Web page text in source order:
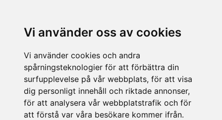
Vi använder oss av cookies
Vi använder cookies och andra
spårningsteknologier för att förbättra din
surfupplevelse på vår webbplats, för att visa
dig personligt innehåll och riktade annonser,
för att analysera vår webbplatstrafik och för
att förstå var våra besökare kommer ifrån.